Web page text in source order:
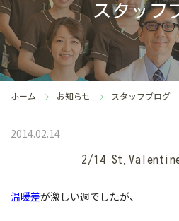
スタッフ
ホーム お知らせ スタッフブログ
2014.02.14
2/14
温暖差が激しい週でしたが、